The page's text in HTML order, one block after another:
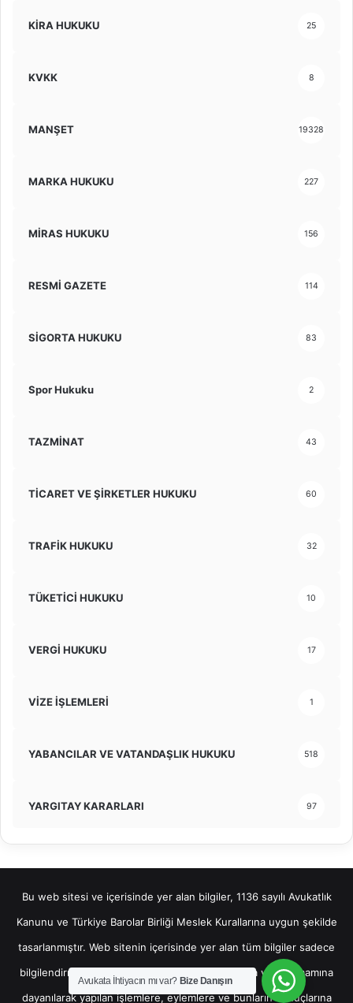
KİRA HUKUKU 25
KVKK 8
MANŞET 19328
MARKA HUKUKU 227
MİRAS HUKUKU 156
RESMİ GAZETE 114
SİGORTA HUKUKU 83
Spor Hukuku 2
TAZMİNAT 43
TİCARET VE ŞİRKETLER HUKUKU 60
TRAFİK HUKUKU 32
TÜKETİCİ HUKUKU 10
VERGİ HUKUKU 17
VİZE İŞLEMLERİ 1
YABANCILAR VE VATANDAŞLIK HUKUKU 518
YARGITAY KARARLARI 97
Bu web sitesi ve içerisinde yer alan bilgiler, 1136 sayılı Avukatlık
Kanunu ve Türkiye Barolar Birliği Meslek Kurallarına uygun şekilde
tasarlanmıştır. Web sitenin içerisinde yer alan tüm bilgiler sadece
bilgilendirme amaçlı olup, bu bilgilerin bir kısmına veya tamamına
dayanılarak yapılan işlemlere, eylemlere ve bunların sonuçlarına
Avukata İhtiyacın mı var? Bize Danışın